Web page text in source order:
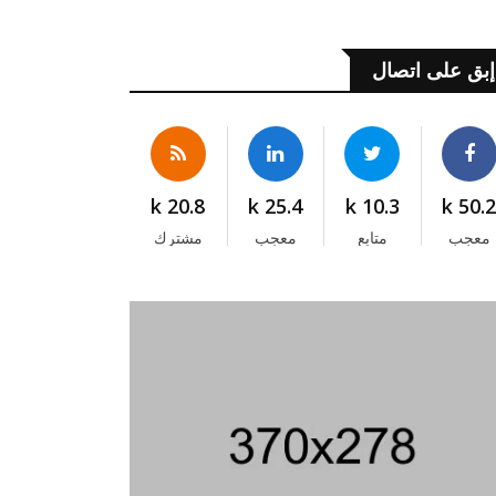
إبق على اتصال
50.2 k
معجب
10.3 k
متابع
25.4 k
معجب
20.8 k
مشترك